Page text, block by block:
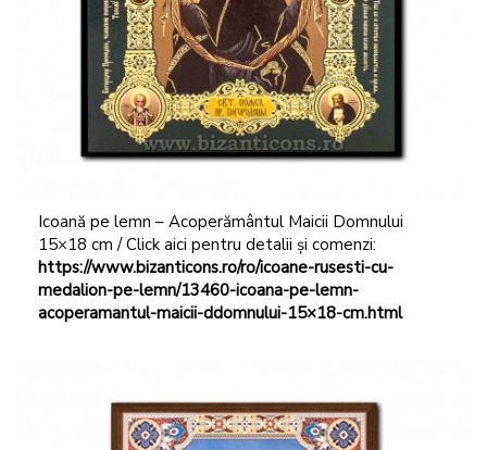
Icoană pe lemn – Acoperământul Maicii Domnului
15×18 cm / Click aici pentru detalii și comenzi:
https://www.bizanticons.ro/ro/icoane-rusesti-cu-
medalion-pe-lemn/13460-icoana-pe-lemn-
acoperamantul-maicii-ddomnului-15×18-cm.html